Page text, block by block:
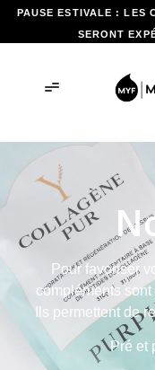
PAUSE ESTIVALE : LES
SERONT
Pour favoriser
compléments
Ils permettent de
Pré et